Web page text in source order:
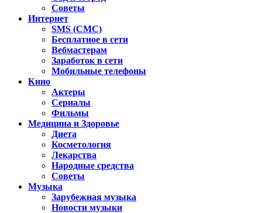
Советы
Интернет
SMS (СМС)
Бесплатное в сети
Вебмастерам
Заработок в сети
Мобильные телефоны
Кино
Актеры
Сериалы
Фильмы
Медицина и Здоровье
Диета
Косметология
Лекарства
Народные средства
Советы
Музыка
Зарубежная музыка
Новости музыки